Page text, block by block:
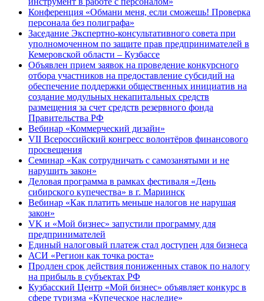
Конференция «Обмани меня, если сможешь! Проверка
персонала без полиграфа»
Заседание Экспертно-консультативного совета при
уполномоченном по защите прав предпринимателей в
Кемеровской области – Кузбассе
Объявлен прием заявок на проведение конкурсного
отбора участников на предоставление субсидий на
обеспечение поддержки общественных инициатив на
создание модульных некапитальных средств
размещения за счет средств резервного фонда
Правительства РФ
Вебинар «Коммерческий дизайн»
VII Всероссийский конгресс волонтёров финансового
просвещения
Семинар «Как сотрудничать с самозанятыми и не
нарушить закон»
Деловая программа в рамках фестиваля «День
сибирского купечества» в г. Мариинск
Вебинар «Как платить меньше налогов не нарушая
закон»
VK и «Мой бизнес» запустили программу для
предпринимателей
Единый налоговый платеж стал доступен для бизнеса
АСИ «Регион как точка роста»
Продлен срок действия пониженных ставок по налогу
на прибыль в субъектах РФ
Кузбасский Центр «Мой бизнес» объявляет конкурс в
сфере туризма «Купеческое наследие»